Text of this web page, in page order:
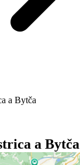
a Bytča
a Bytča